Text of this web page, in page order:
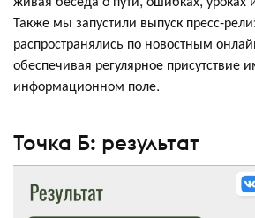
Также мы запустили выпуск пресс-
распространялись по новостным
обеспечивая регулярное присутствие
информационном поле.
Точка Б: результат